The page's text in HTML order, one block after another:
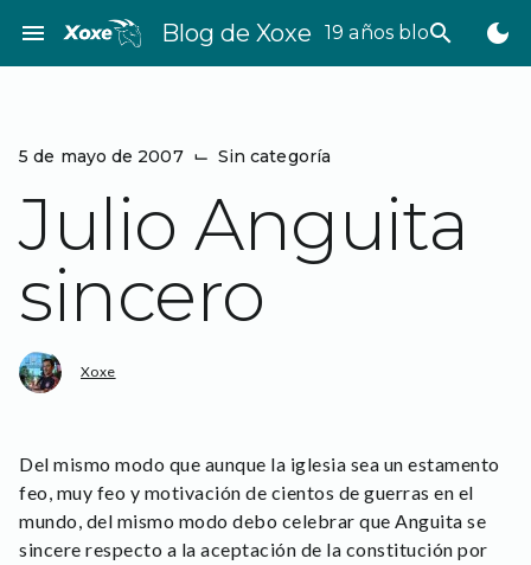
contenido
menu Blog de Xoxe 19 años bloggeando
search dark_mode
5 de mayo de 2007 ⌙ Sin categoría
Julio Anguita
sincero
Xoxe
Del mismo modo que aunque la iglesia sea un estamento
feo, muy feo y motivación de cientos de guerras en el
mundo, del mismo modo debo celebrar que Anguita se
sincere respecto a la aceptación de la constitución por